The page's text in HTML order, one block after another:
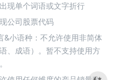
现单个词语或文字折行
公司股票代码
&小语种：不允许使用非简体
、成语）。暂不支持使用方